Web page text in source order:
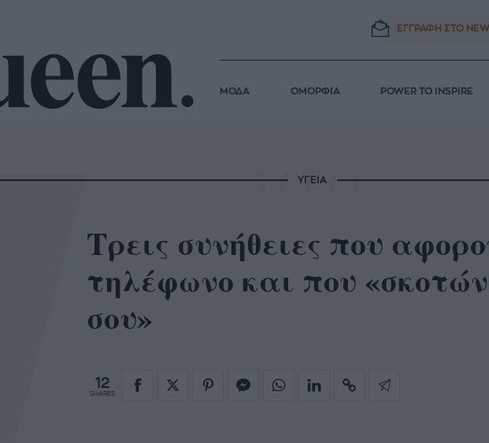
ΕΓΓΡΑΦΗ ΣΤΟ
ΜΟΔΑ ΟΜΟΡΦΙΑ POWER TO INSPIRE
ΥΓΕΙΑ
Τρεις συνήθειες που
τηλέφωνο και που
σου»
12
SHARES